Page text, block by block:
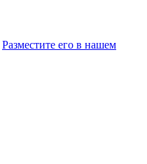
Разместите его в нашем